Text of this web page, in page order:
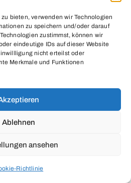
bieten, verwenden wir Technologien
zu speichern und/oder darauf
zustimmst, können wir
eindeutige IDs auf dieser Website
nicht erteilst oder
Merkmale und Funktionen
Ablehnen
ansehen
Richtlinie